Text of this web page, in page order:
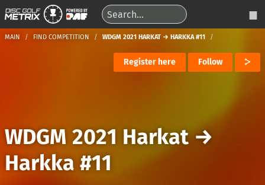
MAIN FIND COMPETITION WDGM 2021 HARKAT → HARKKA #11
Register here Follow
WDGM 2021 Harkat→
Harkka #11